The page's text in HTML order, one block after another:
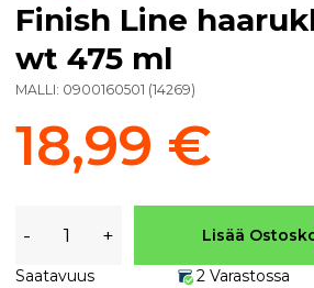
Finish Line
wt 475 ml
MALLI: 0900160501 (14269)
18,99 €
- + Lisää
Saatavuus
2 Varastossa